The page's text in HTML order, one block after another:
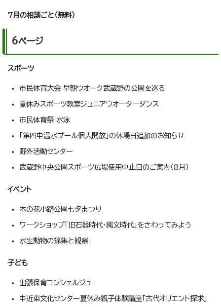
7月の相談ごと（無料）
6ページ
スポーツ
市民体育大会 早朝ウオーク武蔵野の公園を巡る
夏休みスポーツ教室ジュニアウオーターダンス
市民体育祭 水泳
「第四中温水プール個人開放」の休場日追加のお知らせ
野外活動センター
武蔵野中央公園スポーツ広場使用中止日のご案内（8月）
イベント
木の花小路公園七夕まつり
ワークショップ「旧石器時代・縄文時代」をさわってみよう
水生動物の採集と観察
子ども
出張保育コンシェルジュ
中近東文化センター夏休み親子体験講座「古代オリエント探求」